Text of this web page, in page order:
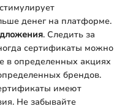
денег на платформе.
. Следить за
сертификаты можно
в определенных акциях
брендов.
имеют
Не забывайте